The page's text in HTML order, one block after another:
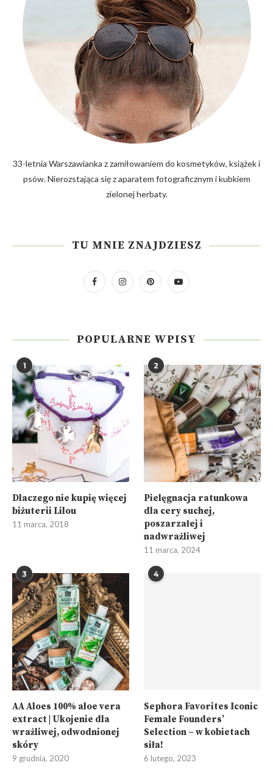
33-letnia Warszawianka z zamiłowaniem do kosmetyków, książek i
psów. Nierozstająca się z aparatem fotograficznym i kubkiem
zielonej herbaty.
TU MNIE ZNAJDZIESZ
POPULARNE WPISY
1
Dlaczego nie kupię więcej
biżuterii Lilou
11 marca, 2018
2
Pielęgnacja ratunkowa
dla cery suchej,
poszarzałej i
nadwrażliwej
11 marca, 2024
3
AA Aloes 100% aloe vera
extract | Ukojenie dla
wrażliwej, odwodnionej
skóry
9 grudnia, 2020
4
Sephora Favorites Iconic
Female Founders’
Selection – w kobietach
siła!
6 lutego, 2023